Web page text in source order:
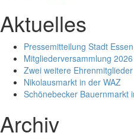
Aktuelles
Pressemitteilung Stadt
Mitgliederversammlung
Zwei weitere Ehrenmitglieder
Nikolausmarkt in der WAZ
Schönebecker Bauernmarkt
Archiv